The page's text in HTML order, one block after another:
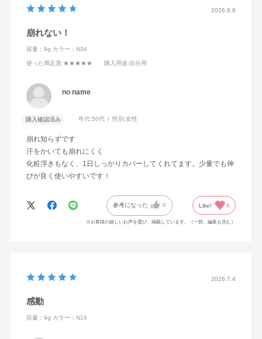
2026.8.6
崩れない！
容量：9g カラー：N34
使った満足度:★★★★★ 購入用途:自分用
no name
購入確認済み 年代:50代 性別:女性
崩れ知らずです
汗をかいても崩れにくく
化粧浮きもなく、1日しっかりカバーしてくれてます。少量でも伸
びが良く使いやすいです！
参考になった 0 Like! 0
※お客様の嬉しいお声を選び、掲載しています。（一部、編集も含む）
2026.7.4
感動
容量：9g カラー：N16